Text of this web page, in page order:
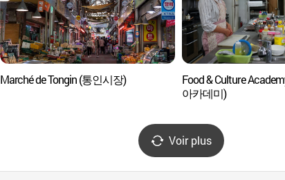
Marché de Tongin (통인시장)
Food & Culture
아카데미)
Voir plus